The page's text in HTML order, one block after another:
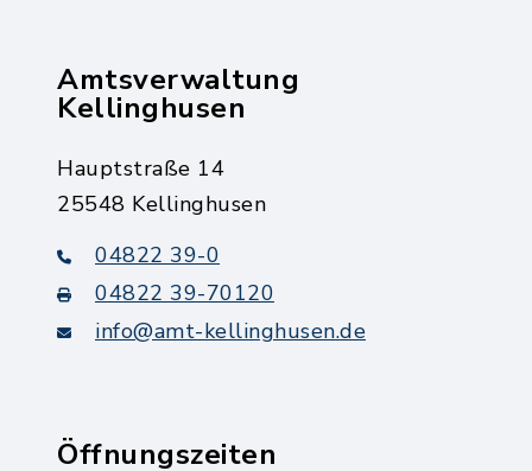
Amtsverwaltung
Kellinghusen
Hauptstraße 14
25548 Kellinghusen
04822 39-0
04822 39-70120
info@amt-kellinghusen.de
Öffnungszeiten